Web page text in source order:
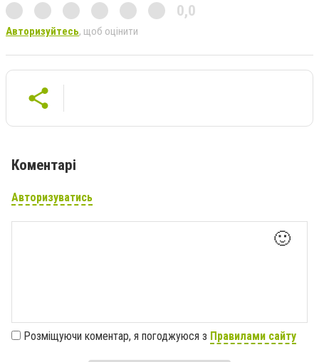
0,0
Авторизуйтесь, щоб оцінити
Коментарі
Авторизуватись
🙂
Розміщуючи коментар, я погоджуюся з Правилами сайту